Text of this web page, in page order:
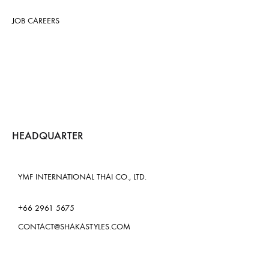
JOB CAREERS
HEADQUARTER
YMF INTERNATIONAL THAI CO., LTD.
+66 2961 5675
CONTACT@SHAKASTYLES.COM